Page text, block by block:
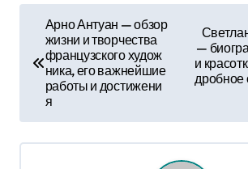
и
г
Арно Антуан — обзор
жизни и творчества
французского худож
ника, его важнейшие
работы и достижени
я
—
и
дробное